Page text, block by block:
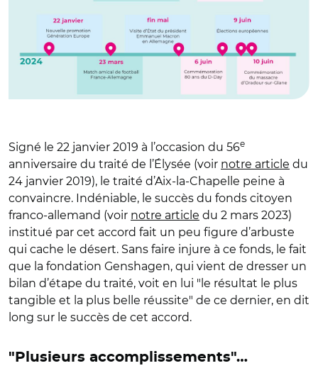
Signé le 22 janvier 2019 à l’occasion du 56e
anniversaire du traité de l’Élysée (voir notre article du
24 janvier 2019), le traité d’Aix-la-Chapelle peine à
convaincre. Indéniable, le succès du fonds citoyen
franco-allemand (voir notre article du 2 mars 2023)
institué par cet accord fait un peu figure d’arbuste
qui cache le désert. Sans faire injure à ce fonds, le fait
que la fondation Genshagen, qui vient de dresser un
bilan d’étape du traité, voit en lui "le résultat le plus
tangible et la plus belle réussite" de ce dernier, en dit
long sur le succès de cet accord.
"Plusieurs accomplissements"…